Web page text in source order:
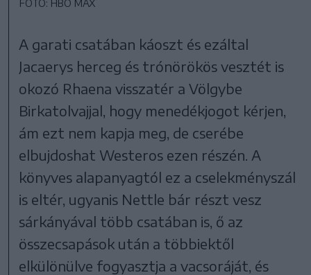
FOTÓ: HBO MAX
A garati csatában káoszt és ezáltal
Jacaerys herceg és trónörökös vesztét is
okozó Rhaena visszatér a Völgybe
Birkatolvajjal, hogy menedékjogot kérjen,
ám ezt nem kapja meg, de cserébe
elbujdoshat Westeros ezen részén. A
könyves alapanyagtól ez a cselekményszál
is eltér, ugyanis Nettle bár részt vesz
sárkányával több csatában is, ő az
összecsapások után a többiektől
elkülönülve fogyasztja a vacsoráját, és